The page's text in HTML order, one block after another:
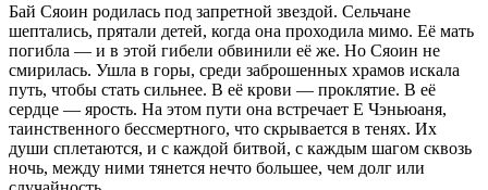
Бай Сяоин родилась под запретной звездой. Сельчане
шептались, прятали детей, когда она проходила мимо. Её мать
погибла — и в этой гибели обвинили её же. Но Сяоин не
смирилась. Ушла в горы, среди заброшенных храмов искала
путь, чтобы стать сильнее. В её крови — проклятие. В её
сердце — ярость. На этом пути она встречает Е Чэньюаня,
таинственного бессмертного, что скрывается в тенях. Их
души сплетаются, и с каждой битвой, с каждым шагом сквозь
ночь, между ними тянется нечто большее, чем долг или